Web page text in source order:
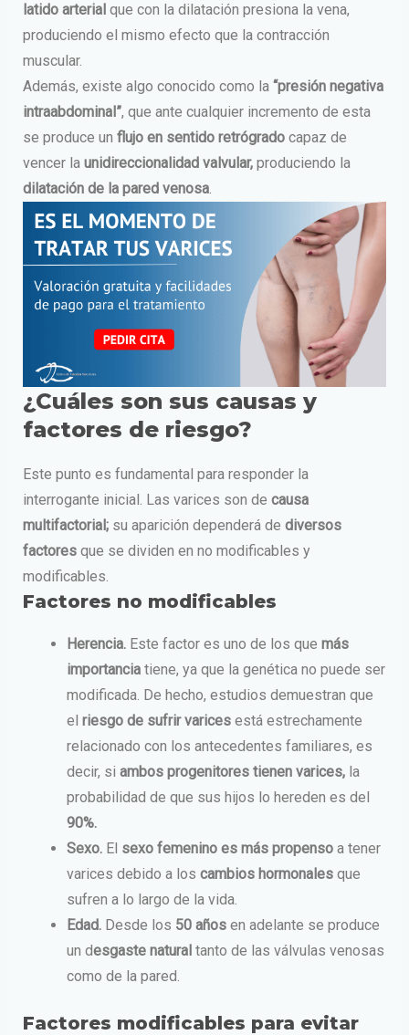
latido arterial que con la dilatación presiona la vena,
produciendo el mismo efecto que la contracción
muscular.
Además, existe algo conocido como la “presión negativa
intraabdominal”, que ante cualquier incremento de esta
se produce un flujo en sentido retrógradocapaz de
vencer launidireccionalidad valvular,produciendo la
dilatación de la pared venosa.
¿Cuáles son sus causas y
factores de riesgo?
Este punto es fundamental para responder la
interrogante inicial. Las varices son de causa
multifactorial;su aparición dependerá de diversos
factoresque se dividen en no modificables y
modificables.
Factores no modificables
Herencia.Este factor es uno de los que más
importanciatiene, ya que la genética no puede ser
modificada. De hecho, estudios demuestran que
el riesgo de sufrir varicesestá estrechamente
relacionado con los antecedentes familiares, es
decir, si ambos progenitores tienen varices,la
probabilidad de que sus hijos lo hereden es del
90%.
Sexo.El sexo femenino es más propensoa tener
varices debido a los cambios hormonalesque
sufren a lo largo de la vida.
Edad.Desde los 50 añosen adelante se produce
un desgaste naturaltanto de las válvulas venosas
como de la pared.
Factores modificables para evitar